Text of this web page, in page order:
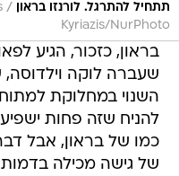
תתחיל להתרגל. לורנזו בראון /
Kyriazis/NurPhoto
בראון, כזכור, הגיע
שעברה לוקה
השנוי במחלוקת
להניח שזה פחות
כמו של בראון, אבל
של גישה מכילה